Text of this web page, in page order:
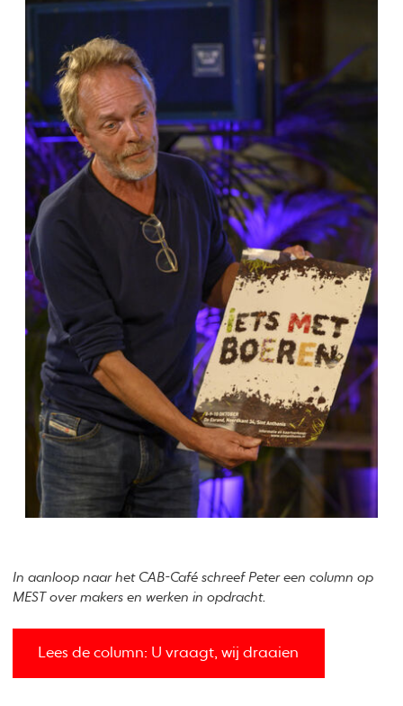
In aanloop naar het CAB-Café schreef Peter een column op
MEST over makers en werken in opdracht.
Lees de column: U vraagt, wij draaien